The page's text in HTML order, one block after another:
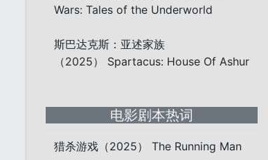
Wars: Tales of the Underworld
斯巴达克斯：亚述家族
（2025） Spartacus: House Of Ashur
电影剧本热词
猎杀游戏（2025） The Running Man